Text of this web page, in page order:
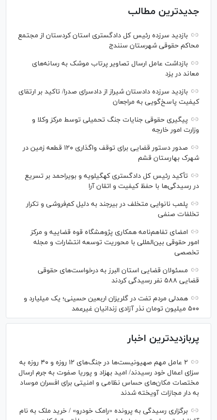
جدیدترین مطالب
بازدید سرزده رئیس کل دادگستری استان کردستان از مجتمع
محاکم حقوقی شهرستان سنندج
بازداشت عامل ارسال تصاویر پرتاب موشک به رسانه‌های
معاند در یزد
بازدید سرزده دادستان شیراز از دادسرای صدرا/ تاکید بر ارتقای
کیفیت پاسخ‌گویی به مراجعان
پیگیری حقوقی جنایات جنگ تحمیلی توسط مرکز وکلا و
وزارت امور خارجه
صدور دستور قضایی برای توقف واگذاری ۱۲۰ قطعه زمین در
شهرک بهارستان قشم
تأکید رئیس کل دادگستری کهگیلویه و بویراحمد بر تسریع
در رسیدگی‌ها با حفظ کیفیت و اتقان آرا
پلمب نانوایی متخلف در بیرجند به دلیل کم‌فروشی و تکرار
تخلفات صنفی
امضای تفاهم‌نامه همکاری پژوهشگاه قوه قضاییه و مرکز
امور حقوقی بین‌المللی با محوریت توسعه انتشارات و مجله
تخصصی
مسئولان قضایی استان البرز به درخواست‌های حقوقی
قضایی ۵۸۸ نفر رسیدگی کردند
همدلی مردم تفت در گلریزان اربعین حسینی؛ یک میلیارد و
۵۰۰ میلیون تومان نذر آزادی زندانیان غیرعمد
پربازدیدترین اخبار
۲ عامل مهم صهیونیست‌ها در جنگ‌های ۱۲ روزه و ۴۰ روزه به
سزای اعمال خود رسیدند/ امید بهزاد و پوریا صفوت به جرم ارسال
مختصات مکان‌های حساس نظامی و امنیتی برای افسران موساد
به دار مجازات آویخته شدند
برگزاری رسیدگی به پرونده «رامک خودرو» / خرید ملک به نام